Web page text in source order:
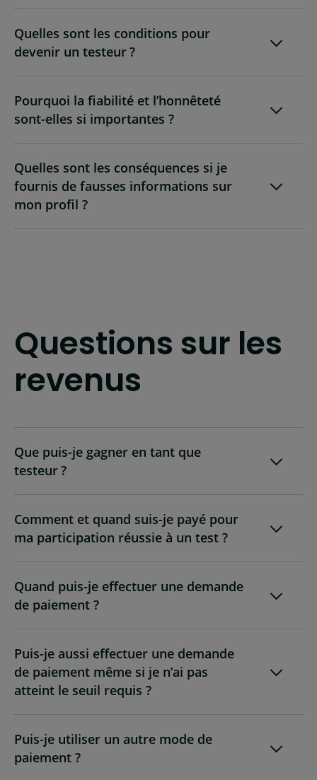
Quelles sont les conditions pour
devenir un testeur ?
Pourquoi la fiabilité et l’honnêteté
sont-elles si importantes ?
Quelles sont les conséquences si je
fournis de fausses informations sur
mon profil ?
Questions sur les
revenus
Que puis-je gagner en tant que
testeur ?
Comment et quand suis-je payé pour
ma participation réussie à un test ?
Quand puis-je effectuer une demande
de paiement ?
Puis-je aussi effectuer une demande
de paiement même si je n’ai pas
atteint le seuil requis ?
Puis-je utiliser un autre mode de
paiement ?